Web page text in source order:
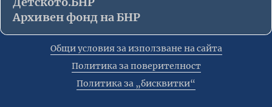
Архивен фонд на БНР
Общи условия за използване на сайта
Политика за поверителност
Политика за „бисквитки“